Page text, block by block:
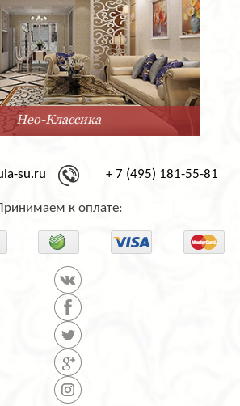
Нео-Классика
su.ru + 7 (495) 181-55-81
к оплате: